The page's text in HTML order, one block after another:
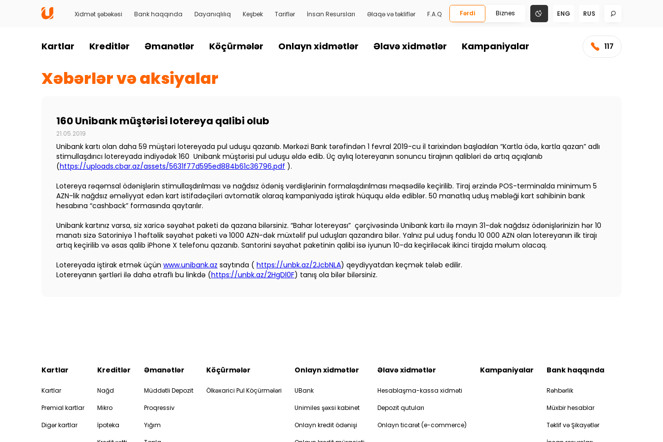
Xidmət şəbəkəsi Bank haqqında Dayanıqlılıq Keşbek Tariflər İnsan Resursları Əlaqə və təkliflər F.A.Q Fərdi Biznes ENG RUS
Kartlar Kreditlər Əmanətlər Köçürmələr Onlayn xidmətlər Əlavə xidmətlər Kampaniyalar 117
Xəbərlər və aksiyalar
160 Unibank müştərisi lotereya qalibi olub
21.05.2019
Unibank kartı olan daha 59 müştəri lotereyada pul uduşu qazanıb. Mərkəzi Bank tərəfindən 1 fevral 2019-cu il tarixindən başladılan “Kartla ödə, kartla qazan” adlı
stimullaşdırıcı lotereyada indiyədək 160 Unibank müştərisi pul uduşu əldə edib. Üç aylıq lotereyanın sonuncu tirajının qalibləri də artıq açıqlanıb
(https://uploads.cbar.az/assets/5631f77d595ed884b61c36796.pdf ).
Lotereya rəqəmsal ödənişlərin stimullaşdırılması və nağdsız ödəniş vərdişlərinin formalaşdırılması məqsədilə keçirilib. Tiraj ərzində POS-terminalda minimum 5
AZN-lik nağdsız əməliyyat edən kart istifadəçiləri avtomatik olaraq kampaniyada iştirak hüququ əldə ediblər. 50 manatlıq uduş məbləği kart sahibinin bank
hesabına “cashback” formasında qaytarılır.
Unibank kartınız varsa, siz xaricə səyahət paketi də qazana bilərsiniz. “Bahar lotereyası” çərçivəsində Unibank kartı ilə mayın 31-dək nağdsız ödənişlərinizin hər 10
manatı sizə Satoriniyə 1 həftəlik səyahət paketi və 1000 AZN-dək müxtəlif pul uduşları qazandıra bilər. Yalnız pul uduş fondu 10 000 AZN olan lotereyanın ilk tirajı
artıq keçirilib və əsas qalib iPhone X telefonu qazanıb. Santorini səyahət paketinin qalibi isə iyunun 10-da keçiriləcək ikinci tirajda məlum olacaq.
Lotereyada iştirak etmək üçün www.unibank.az saytında ( https://unbk.az/2JcbNLA) qeydiyyatdan keçmək tələb edilir.
Lotereyanın şərtləri ilə daha ətraflı bu linkdə (https://unbk.az/2HgDl0F) tanış ola bilər bilərsiniz.
Kartlar
Kartlar
Premial kartlar
Digər kartlar
Kreditlər
Nağd
Mikro
İpoteka
Əmanətlər
Müddətli Depozit
Proqressiv
Yığım
Köçürmələr
Ölkəxarici Pul Köçürmələri
Onlayn xidmətlər
UBank
Unimiles şəxsi kabinet
Onlayn kredit ödənişi
Əlavə xidmətlər
Hesablaşma-kassa xidməti
Depozit qutuları
Onlayn ticarət (e-commerce)
Kampaniyalar Bank haqqında
Rəhbərlik
Müxbir hesablar
Təklif və Şikayətlər